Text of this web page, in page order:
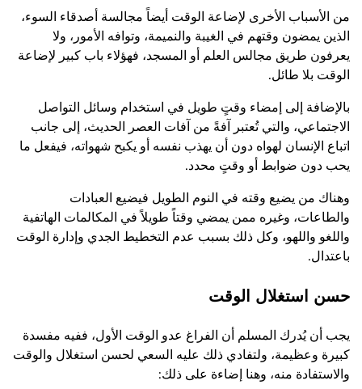
من الأسباب الأخرى لإضاعة الوقت أيضاً مجالسة أصدقاء السوء،
الذين يمضون وقتهم في الغيبة والنميمة، وتوافه الأمور، ولا
يعرفون طريق مجالس العلم أو المسجد، فهؤلاء باب كبير لإضاعة
الوقت بلا طائل.
بالإضافة إلى إمضاء وقتٍ طويل في استخدام وسائل التواصل
الاجتماعي، والتي تُعتبر آفةً من آفات العصر الحديث، إلى جانب
اتباع الإنسان لهواه دون أن يهذب نفسه أو يكبح شهواته، فيفعل ما
يحب دون ضوابط أو وقتٍ محدد.
وهناك من يضيع وقته في النوم الطويل فيضيع العبادات
والطاعات، وغيره ممن يمضي وقتاً طويلاً في المكالمات الهاتفية
واللغو واللهو، وكل ذلك بسبب عدم التخطيط الجدي وإدارة الوقت
باعتدال.
حسن استغلال الوقت
يجب أن يُدرك المسلم أن الفراغ عدو الوقت الأول، ففيه مفسدة
كبيرة وعظيمة، ولتفادي ذلك عليه السعي لحسن استغلال والوقت
والاستفادة منه، وهنا إضاءة على ذلك: